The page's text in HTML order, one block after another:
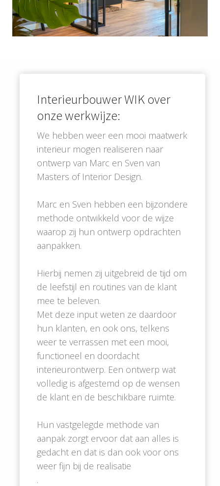
Interieurbouwer WIK over
onze werkwijze:
We hebben weer een mooi maatwerk
interieur mogen realiseren naar
ontwerp van Marc en Sven van
Masters of Interior Design.
Marc en Sven hebben een bijzondere
methode ontwikkeld voor de wijze
waarop zij hun ontwerp opdrachten
aanpakken.
Hierbij nemen zij uitgebreid de tijd om
de leefstijl en routines van de klant
mee te beleven.
Met deze input weten ze daardoor
hun klanten, en ook ons, telkens
weer te verrassen met een mooi,
functioneel en doordacht
interieurontwerp. Een ontwerp wat
volledig is afgestemd op de wensen
de klant en de beschikbare ruimte.
Hun vastgelegde methode van
aanpak zorgt ervoor dat aan alles is
gedacht en dat is dan ook voor ons
weer fijn bij de realisatie
.